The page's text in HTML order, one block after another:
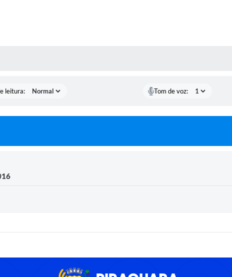
leitura: Tom de voz: